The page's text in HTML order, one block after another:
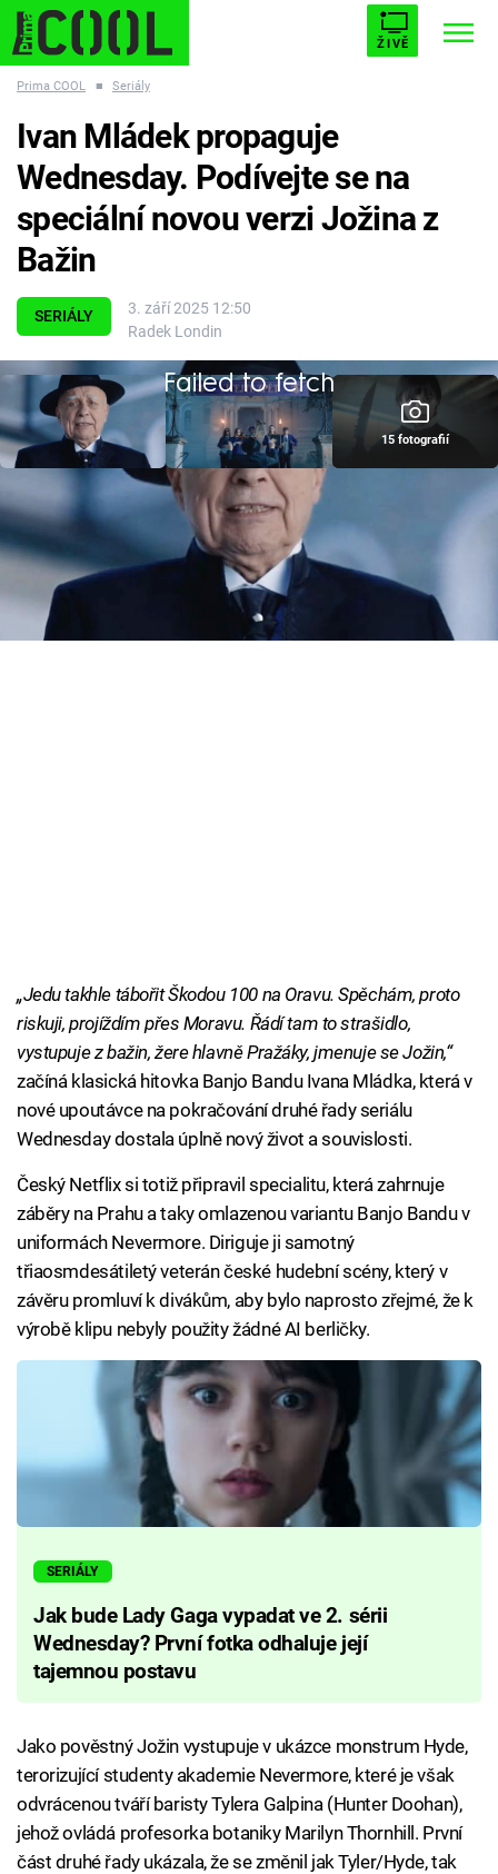
ŽIVĚ
ESCAPE PLNEJ KOTEL AVENGERS 5
Témata
Filmy
Seriály
Hry
Cool Esport
Pořady
TV Program
Prima COOL ■ Seriály
SERIÁLY
3. září 2025 12:50
Radek Londin
Ivan Mládek propaguje
Wednesday. Podívejte se na
speciální novou verzi Jožina z
Bažin
Failed to fetch
15 fotografií
Legendární české strašidlo útočí i daleko za
mořem a zastavit ho může jen Wednesday
Addams.
„Jedu takhle tábořit Škodou 100 na Oravu. Spěchám, proto
riskuji, projíždím přes Moravu. Řádí tam to strašidlo,
vystupuje z bažin, žere hlavně Pražáky, jmenuje se Jožin,“
začíná klasická hitovka Banjo Bandu Ivana Mládka, která v
nové upoutávce na pokračování druhé řady seriálu
Wednesday dostala úplně nový život a souvislosti.
Český Netflix si totiž připravil specialitu, která zahrnuje
záběry na Prahu a taky omlazenou variantu Banjo Bandu v
uniformách Nevermore. Diriguje ji samotný
třiaosmdesátiletý veterán české hudební scény, který v
závěru promluví k divákům, aby bylo naprosto zřejmé, že k
výrobě klipu nebyly použity žádné AI berličky.
SERIÁLY
Jak bude Lady Gaga vypadat ve 2. sérii
Wednesday? První fotka odhaluje její
tajemnou postavu
Jako pověstný Jožin vystupuje v ukázce monstrum Hyde,
terorizující studenty akademie Nevermore, které je však
odvrácenou tváří baristy Tylera Galpina (Hunter Doohan),
jehož ovládá profesorka botaniky Marilyn Thornhill. První
část druhé řady ukázala, že se změnil jak Tyler/Hyde, tak